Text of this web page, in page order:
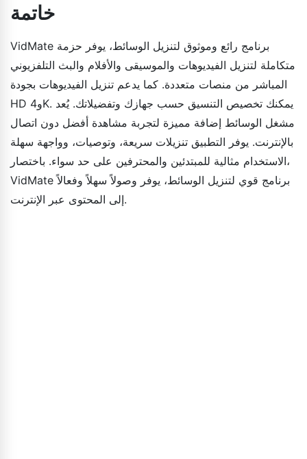
خاتمة
VidMate برنامج رائع وموثوق لتنزيل الوسائط، يوفر حزمة
متكاملة لتنزيل الفيديوهات والموسيقى والأفلام والبث التلفزيوني
المباشر من منصات متعددة. كما يدعم تنزيل الفيديوهات بجودة
HD و4K. يمكنك تخصيص التنسيق حسب جهازك وتفضيلاتك. يُعد
مشغل الوسائط إضافة مميزة لتجربة مشاهدة أفضل دون اتصال
بالإنترنت. يوفر التطبيق تنزيلات سريعة، وتوصيات، وواجهة سهلة
الاستخدام مثالية للمبتدئين والمحترفين على حد سواء. باختصار،
VidMate برنامج قوي لتنزيل الوسائط، يوفر وصولاً سهلاً وفعالاً
إلى المحتوى عبر الإنترنت.